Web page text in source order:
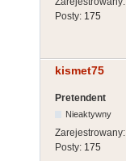
Posty: 175
kismet75
Pretendent
Nieaktywny
Zarejestrowany:
Posty: 175